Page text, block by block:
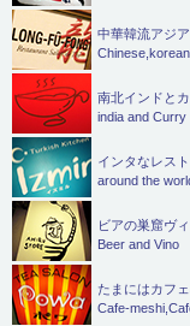
中華韓流アジ
南北インドと
india and Curry
インタなレス
around the
ビアの巣窟ヴ
Beer and Vino
たまにはカフ
Cafe-